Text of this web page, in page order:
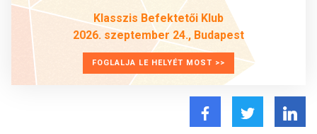
Klasszis Befektetői Klub
2026. szeptember 24., Budapest
FOGLALJA LE HELYÉT MOST >>